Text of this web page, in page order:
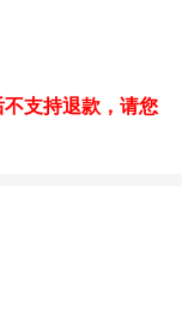
支持退款，请您